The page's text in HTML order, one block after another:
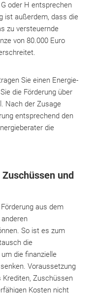
oder H entsprechen
ist außerdem, dass die
zu versteuernde
von 80.000 Euro
Sie einen Energie-
die Förderung über
Nach der Zusage
entsprechend den
die
und
aus dem
So ist es zum
die
die finanzielle
Voraussetzung
Krediten, Zuschüssen
Kosten nicht